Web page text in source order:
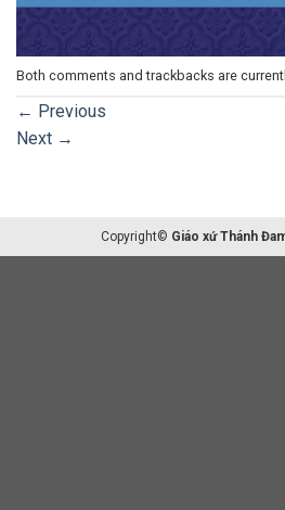
Both comments and trackbacks are
← Previous
Next →
Copyright© Giáo xứ Thánh